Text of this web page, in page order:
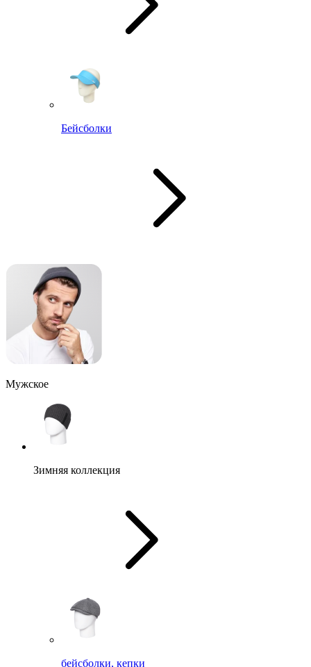
Бейсболки
Мужское
Зимняя коллекция
бейсболки, кепки